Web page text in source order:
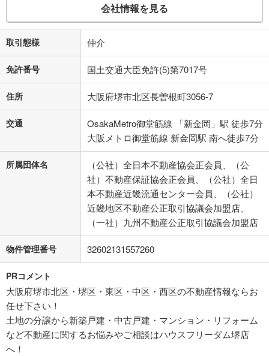
会社情報を見る
取引態様 仲介
免許番号 国土交通大臣免許(5)第7017号
住所 大阪府堺市北区長曽根町3056-7
交通
OsakaMetro御堂筋線 「新金岡」駅 徒歩7分
大阪メトロ御堂筋線 新金岡駅 南へ徒歩7分
所属団体名
（公社）全日本不動産協会正会員、（公
社）不動産保証協会正会員、（公社）全日
本不動産近畿流通センター会員、（公社）
近畿地区不動産公正取引協議会加盟店、
（一社）九州不動産公正取引協議会加盟店
物件管理番号 32602131557260
PRコメント
大阪府堺市北区・堺区・東区・中区・西区の不動産情報ならお
任せ下さい！
土地の分譲から新築戸建・中古戸建・マンション・リフォーム
など不動産に関するお悩みやご相談はハウスフリーダム堺店
へ！